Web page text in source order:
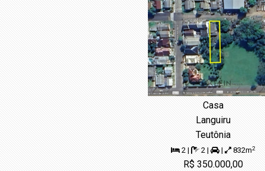
Casa
Languiru
Teutônia
2 | 2 | | 832m2
R$ 350.000,00